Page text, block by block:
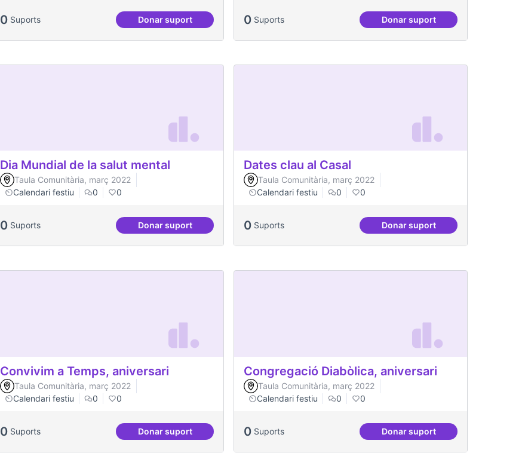
0 Suports Donar suportDinàmiques participatives per a col·lectius
0 Suports Donar suportDinàmiques participatives
Dia Mundial de la salut mental
Taula Comunitària, març 2022
Calendari festiu
0 0
0 Suports Donar suportDia Mundial de la salut mental
Dates clau al Casal
Taula Comunitària, març 2022
Calendari festiu
0 0
0 Suports Donar suportDates clau al Casal
Convivim a Temps, aniversari
Taula Comunitària, març 2022
Calendari festiu
0 0
0 Suports Donar suportConvivim a Temps, aniversari
Congregació Diabòlica, aniversari
Taula Comunitària, març 2022
Calendari festiu
0 0
0 Suports Donar suportCongregació Diabòlica,